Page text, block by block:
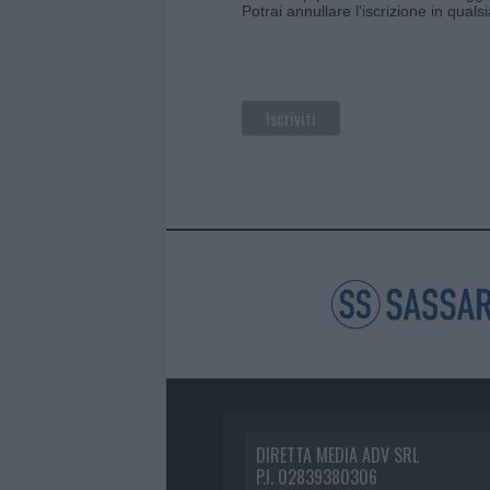
Potrai annullare l'iscrizione in
DIRETTA MEDIA ADV SRL
P.I. 02839380306